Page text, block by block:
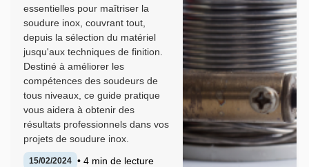
essentielles pour maîtriser la
soudure inox, couvrant tout,
depuis la sélection du matériel
jusqu'aux techniques de finition.
Destiné à améliorer les
compétences des soudeurs de
tous niveaux, ce guide pratique
vous aidera à obtenir des
résultats professionnels dans vos
projets de soudure inox.
15/02/2024 • 4 min de lecture